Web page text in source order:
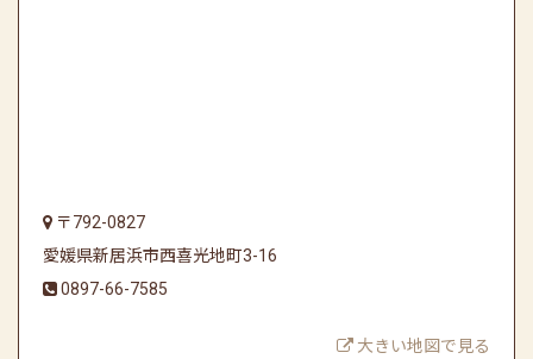
〒792-0827
愛媛県新居浜市西喜光地町3-16
0897-66-7585
大きい地図で見る